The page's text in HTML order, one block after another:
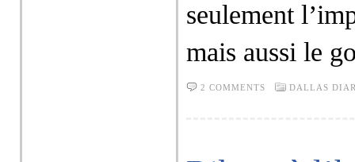
seulement
mais aussi le
2 COMMENTS DALLAS